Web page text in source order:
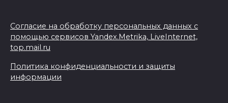
Согласие на обработку персональных данных с
помощью сервисов Yandex.Metrika, LiveInternet,
top.mail.ru
Политика конфиденциальности и защиты
информации